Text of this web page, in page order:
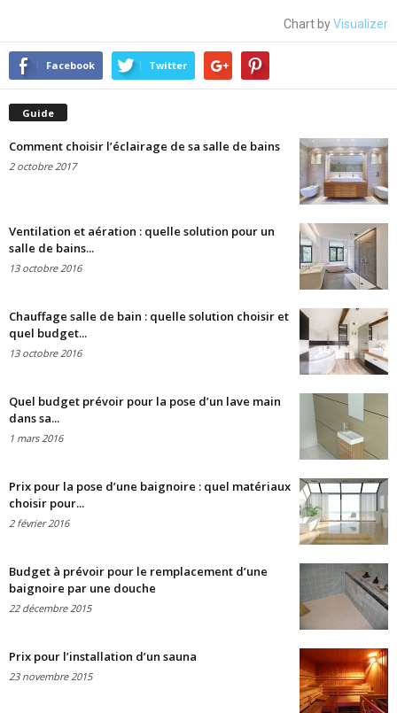
Chart byVisualizer
Facebook Twitter
Guide
Comment choisir l’éclairage de sa salle de bains
2 octobre 2017
Ventilation et aération : quelle solution pour un
salle de bains...
13 octobre 2016
Chauffage salle de bain : quelle solution choisir et
quel budget...
13 octobre 2016
Quel budget prévoir pour la pose d’un lave main
dans sa...
1 mars 2016
Prix pour la pose d’une baignoire : quel matériaux
choisir pour...
2 février 2016
Budget à prévoir pour le remplacement d’une
baignoire par une douche
22 décembre 2015
Prix pour l’installation d’un sauna
23 novembre 2015